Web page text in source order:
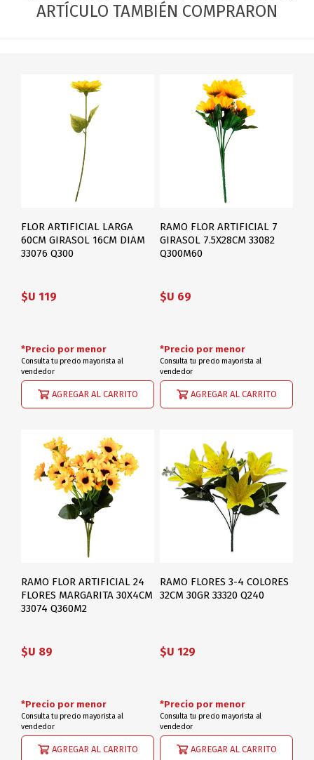
ARTÍCULO TAMBIÉN COMPRARON
FLOR ARTIFICIAL LARGA
60CM GIRASOL 16CM DIAM
33076 Q300
$U 119
AGREGAR AL CARRITO
*Precio por menor
Consulta tu precio mayorista al
vendedor
RAMO FLOR ARTIFICIAL 7
GIRASOL 7.5X28CM 33082
Q300M60
$U 69
AGREGAR AL CARRITO
*Precio por menor
Consulta tu precio mayorista al
vendedor
RAMO FLOR ARTIFICIAL 24
FLORES MARGARITA 30X4CM
33074 Q360M2
$U 89
AGREGAR AL CARRITO
*Precio por menor
Consulta tu precio mayorista al
vendedor
RAMO FLORES 3-4 COLORES
32CM 30GR 33320 Q240
$U 129
AGREGAR AL CARRITO
*Precio por menor
Consulta tu precio mayorista al
vendedor